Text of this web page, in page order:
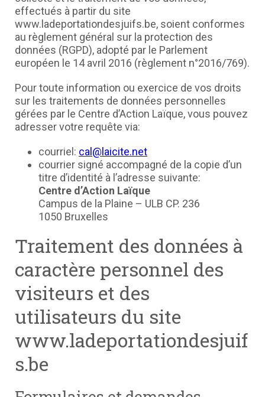
effectués à partir du site
www.ladeportationdesjuifs.be, soient conformes
au règlement général sur la protection des
données (RGPD), adopté par le Parlement
européen le 14 avril 2016 (règlement n°2016/769).
Pour toute information ou exercice de vos droits
sur les traitements de données personnelles
gérées par le Centre d’Action Laïque, vous pouvez
adresser votre requête via:
courriel: cal@laicite.net
courrier signé accompagné de la copie d’un
titre d’identité à l’adresse suivante:
Centre d’Action Laïque
Campus de la Plaine – ULB CP. 236
1050 Bruxelles
Traitement des données à
caractère personnel des
visiteurs et des
utilisateurs du site
www.ladeportationdesjuif
s.be